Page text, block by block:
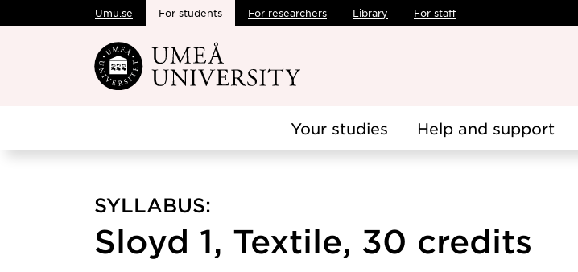
Skip to main content
Umu.se For students For researchers Library For staff
Your studies Help and support
SYLLABUS:
Sloyd 1, Textile, 30 credits